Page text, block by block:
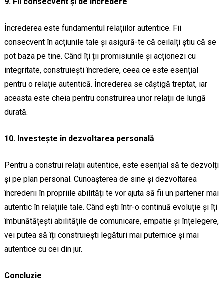
Încrederea este fundamentul relațiilor autentice. Fii
consecvent în acțiunile tale și asigură-te că ceilalți știu că se
pot baza pe tine. Când îți ții promisiunile și acționezi cu
integritate, construiești încredere, ceea ce este esențial
pentru o relație autentică. Încrederea se câștigă treptat, iar
aceasta este cheia pentru construirea unor relații de lungă
durată.
10. Investește în dezvoltarea personală
Pentru a construi relații autentice, este esențial să te dezvolți
și pe plan personal. Cunoașterea de sine și dezvoltarea
încrederii în propriile abilități te vor ajuta să fii un partener mai
autentic în relațiile tale. Când ești într-o continuă evoluție și îți
îmbunătățești abilitățile de comunicare, empatie și înțelegere,
vei putea să îți construiești legături mai puternice și mai
autentice cu cei din jur.
Concluzie